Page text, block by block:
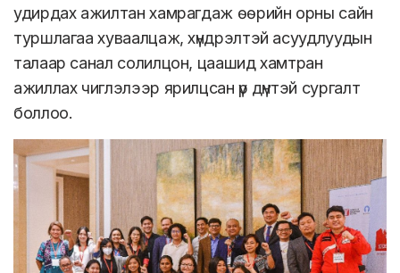
удирдах ажилтан хамрагдаж өөрийн орны сайн
туршлагаа хуваалцаж, хүндрэлтэй асуудлуудын
талаар санал солилцон, цаашид хамтран
ажиллах чиглэлээр ярилцсан үр дүнтэй сургалт
боллоо.